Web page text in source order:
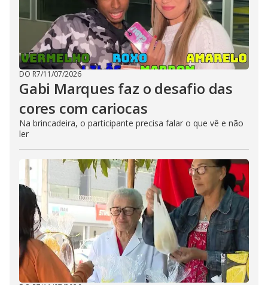
DO R7/11/07/2026
Gabi Marques faz o desafio das
cores com cariocas
Na brincadeira, o participante precisa falar o que vê e não
ler